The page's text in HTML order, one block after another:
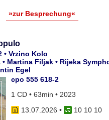
»zur Besprechung«
• Vrzino Kolo
Martina Filjak • Rijeka
Egel
cpo 555 618-2
1 CD • 63min • 2023
13.07.2026 •
10 10 10